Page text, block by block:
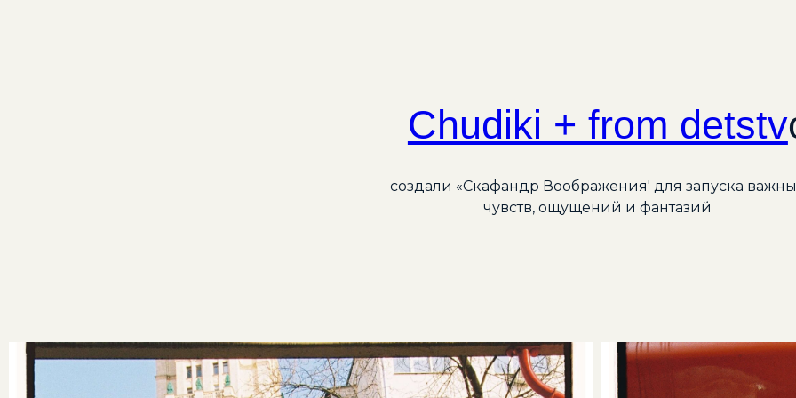
создали «Скафандр Воображения' для запуска
чувств, ощущений и фантазий
Chudiki + from detstv